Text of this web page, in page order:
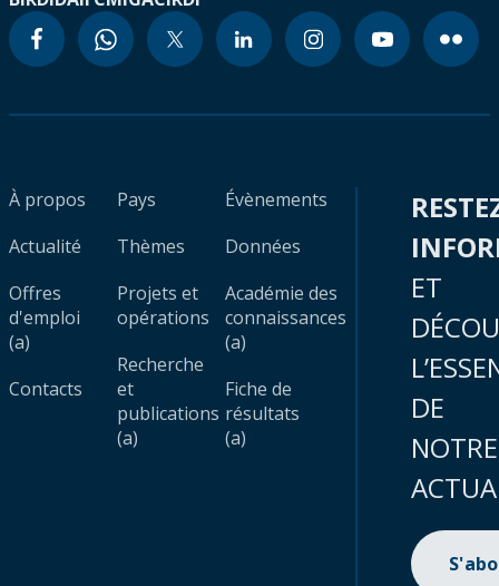
À propos
Actualité
Offres
d'emploi
(a)
Contacts
Pays
Thèmes
Projets et
opérations
Recherche
et
publications
(a)
Évènements
Données
Académie des
connaissances
(a)
Fiche de
résultats
(a)
ET
DE
NOTRE